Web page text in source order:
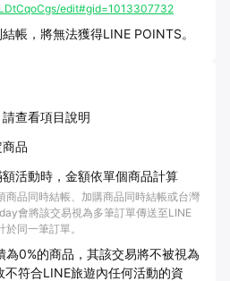
edit#gid=1013307732
帳，將無法獲得LINE POINTS。
查看項目說明
品
活動時，金額依單個商品計算
商品同時結帳、加購商品同時結帳或台灣
會將該交易視為多筆訂單傳送至LINE
同一筆訂單。
為0%的商品，其該交易將不被視為
符合LINE旅遊內任何活動的資